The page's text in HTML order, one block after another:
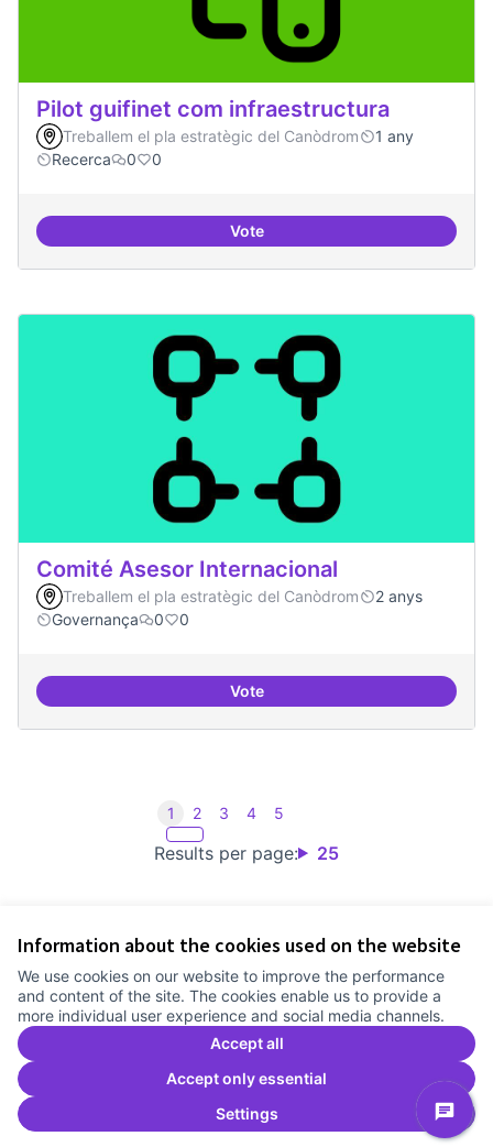
Information about the cookies used on the website
We use cookies on our website to improve the performance
and content of the site. The cookies enable us to provide a
more individual user experience and social media channels.
Accept all
Accept only essential
Settings
Pilot guifinet com infraestructura
Treballem el pla estratègic del Canòdrom
1 any
Recerca
0 0
VotePilot guifinet com
Comité Asesor Internacional
Treballem el pla estratègic del Canòdrom
2 anys
Governança
0 0
VoteComité Asesor Internacional
Results per page: 25
1 2 3 4 5
Cookie settings
Comunitat Canòdrom at Facebook
(External link)
Comunitat Canòdrom at Instagram
(External link)
Comunitat Canòdrom at YouTube
(External link)
English
Triar la llenguaElegir el idiomaChoose language
(External link)
Website made with